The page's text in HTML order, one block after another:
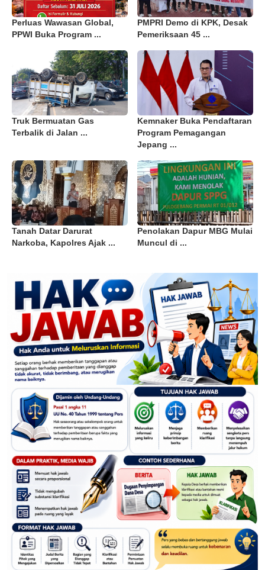
Perluas Wawasan Global,
PPWI Buka Program ...
PMPRI Demo di KPK, Desak
Pemeriksaan 45 ...
Truk Bermuatan Gas
Terbalik di Jalan ...
Kemnaker Buka Pendaftaran
Program Pemagangan
Jepang ...
Tanah Datar Darurat
Narkoba, Kapolres Ajak ...
Penolakan Dapur MBG Mulai
Muncul di ...